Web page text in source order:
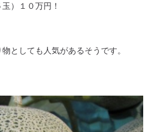
）１０万円！
としても人気があるそうです。